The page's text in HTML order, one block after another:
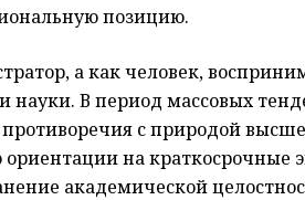
позицию.
а как человек,
науки. В период массовых
с природой
на краткосрочные
академической